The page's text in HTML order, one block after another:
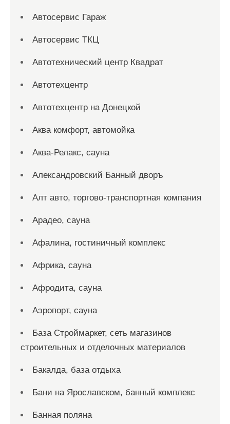
Автосервис Гараж
Автосервис ТКЦ
Автотехнический центр Квадрат
Автотехцентр
Автотехцентр на Донецкой
Аква комфорт, автомойка
Аква-Релакс, сауна
Александровский Банный дворъ
Алт авто, торгово-транспортная компания
Арадео, сауна
Афалина, гостиничный комплекс
Африка, сауна
Афродита, сауна
Аэропорт, сауна
База Строймаркет, сеть магазинов
строительных и отделочных материалов
Бакалда, база отдыха
Бани на Ярославском, банный комплекс
Банная поляна